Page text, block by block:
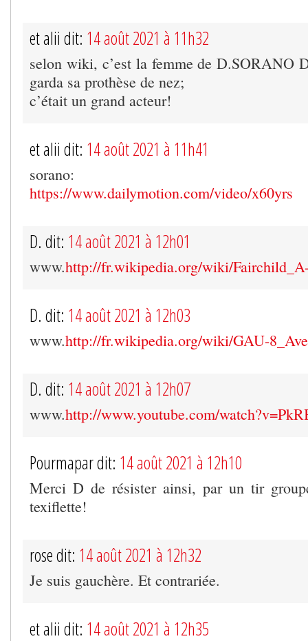
et alii dit: 14 août 2021 à 11h32
selon wiki, c’est la femme de D.SORANO
garda sa prothèse de nez;
c’était un grand acteur!
et alii dit: 14 août 2021 à 11h41
sorano:
https://www.dailymotion.com/video/x60yrs
D. dit: 14 août 2021 à 12h01
www.http://fr.wikipedia.org/wiki/
D. dit: 14 août 2021 à 12h03
www.http://fr.wikipedia.org/wiki/GAU-
D. dit: 14 août 2021 à 12h07
www.http://www.youtube.com/
Pourmapar dit: 14 août 2021 à 12h10
Merci D de résister ainsi, par un tir
texiflette!
rose dit: 14 août 2021 à 12h32
Je suis gauchère. Et contrariée.
et alii dit: 14 août 2021 à 12h35